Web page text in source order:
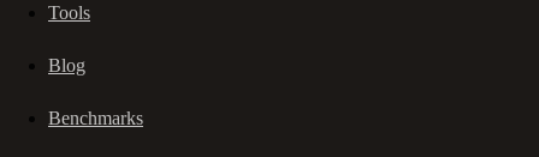
Tools
Blog
Benchmarks